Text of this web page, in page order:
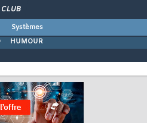
CLUB
Systèmes
HUMOUR